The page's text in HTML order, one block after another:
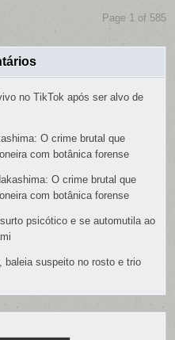
Page 1 of 585
no TikTok após ser alvo de
O crime brutal que
com botânica forense
O crime brutal que
com botânica forense
psicótico e se automutila ao
baleia suspeito no rosto e trio